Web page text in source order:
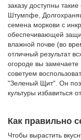
заказу доступны
Штумпфе,
семена моркови с
обеспечивающей
влажной почве (во
отличный результат
огороде вы
советуем
"Зеленый Щит". Он
культуры избавиться
Как правильно
Чтобы вырастить